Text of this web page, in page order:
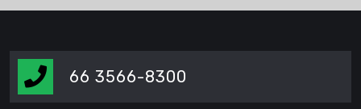
66 3566-8300